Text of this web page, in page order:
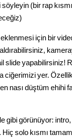
(bir rap kısmı
için bir
slide yapabilirsiniz!
ciğerimizi yer.
nası düştüm ehihi
gibi görünüyor: intro,
solo kısmı